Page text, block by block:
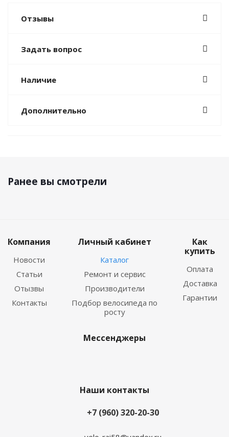
Отзывы
Задать вопрос
Наличие
Дополнительно
Ранее вы смотрели
Компания
Новости
Статьи
Отызвы
Контакты
Личный кабинет
Каталог
Ремонт и сервис
Производители
Подбор велосипеда по
росту
Как
купить
Оплата
Доставка
Гарантии
Мессенджеры
Наши контакты
+7 (960) 320-20-30